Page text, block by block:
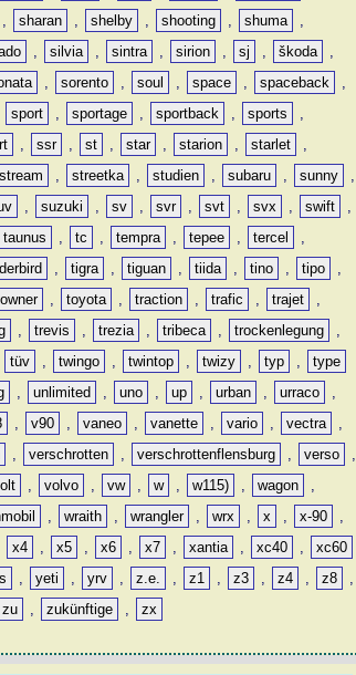
, sharan , shelby , shooting , shuma
,
, silvia , sintra , sirion , sj , škoda
,
, sorento , soul , space , spaceback
,
sport , sportage , sportback , sports
,
, ssr , st , star , starion , starlet
,
stream , streetka , studien , subaru , sunny
,
, suzuki , sv , svr , svt , svx , swift
,
taunus , tc , tempra , tepee , tercel
,
, tigra , tiguan , tiida , tino , tipo
,
, toyota , traction , trafic , trajet
,
, trevis , trezia , tribeca , trockenlegung
,
tüv , twingo , twintop , twizy , typ ,
type
, unlimited , uno , up , urban , urraco
,
, v90 , vaneo , vanette , vario , vectra
,
, verschrotten , verschrottenflensburg , verso
,
, volvo , vw , w , w115) , wagon
,
, wraith , wrangler , wrx , x , x-90
,
x4 , x5 , x6 , x7 , xantia , xc40 ,
xc60
, yeti , yrv , z.e. , z1 , z3 , z4 , z8
,
zu , zukünftige , zx